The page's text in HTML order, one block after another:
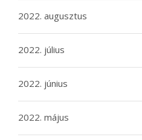
2022. augusztus
2022. július
2022. június
2022. május